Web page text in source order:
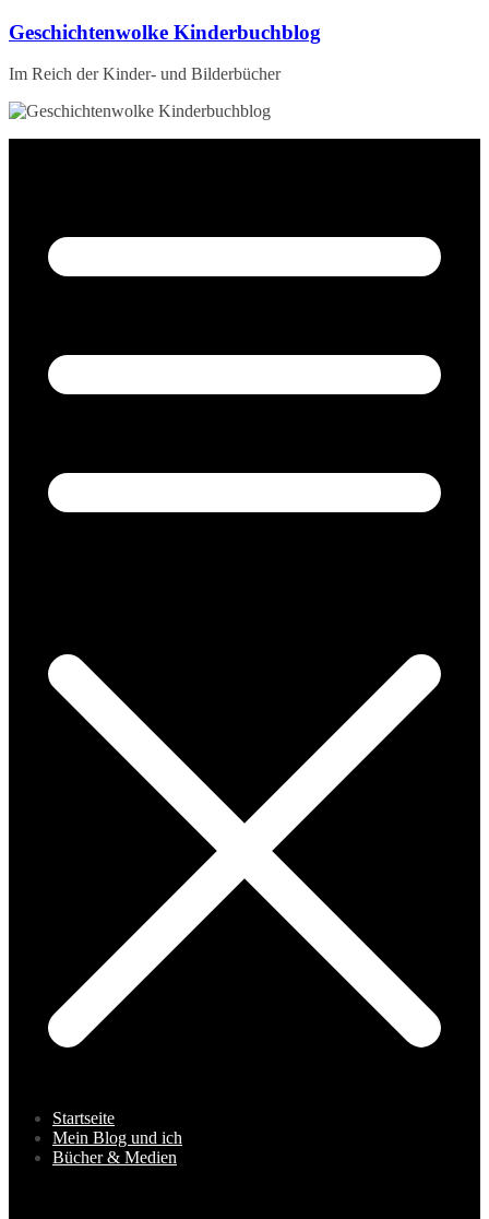
Zum
springen
Geschichtenwolke Kinderbuchblog
Im Reich der Kinder- und Bilderbücher
Startseite
Mein Blog und ich
Bücher & Medien